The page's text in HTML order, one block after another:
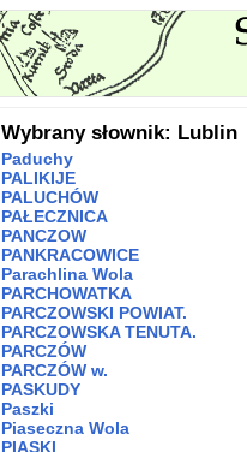
Wybrany słownik: Lublin
Paduchy
PALIKIJE
PALUCHÓW
PAŁECZNICA
PANCZOW
PANKRACOWICE
Parachlina Wola
PARCHOWATKA
PARCZOWSKI POWIAT.
PARCZOWSKA TENUTA.
PARCZÓW
PARCZÓW w.
PASKUDY
Paszki
Piaseczna Wola
PIASKI